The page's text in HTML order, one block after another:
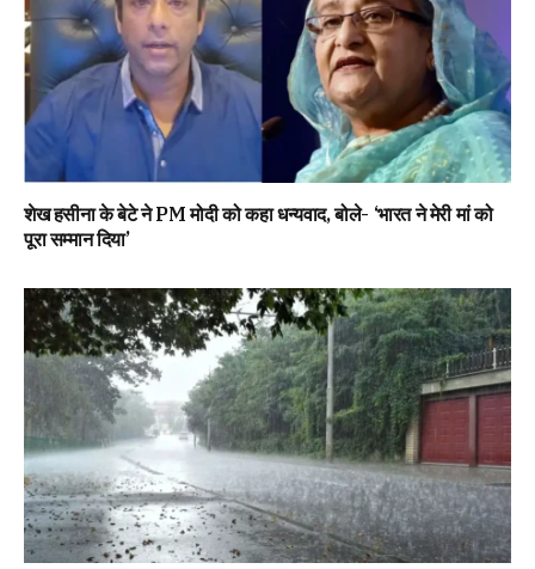
शेख हसीना के बेटे ने PM मोदी को कहा धन्यवाद, बोले- ‘भारत ने मेरी मां को
पूरा सम्मान दिया’